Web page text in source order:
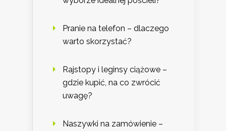
Pranie na telefon – dlaczego
warto skorzystać?
Rajstopy i leginsy ciążowe –
gdzie kupić, na co zwrócić
uwagę?
Naszywki na zamówienie –